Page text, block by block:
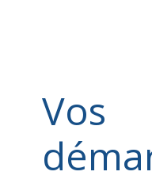
Vos